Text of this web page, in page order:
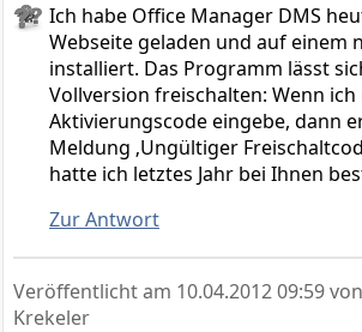
Ich habe Office Manager DMS
Webseite geladen und auf einem
installiert. Das Programm lässt
Vollversion freischalten: Wenn ich
Aktivierungscode eingebe, dann
Meldung ‚Ungültiger
hatte ich letztes Jahr bei Ihnen
Zur Antwort
Veröffentlicht am 10.04.2012 09:59
Krekeler